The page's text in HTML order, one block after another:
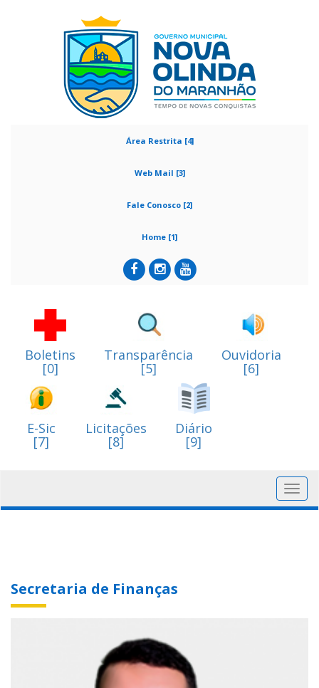
Área Restrita [4]
Web Mail [3]
Fale Conosco [2]
Home [1]
Boletins
[0]
Transparência
[5]
Ouvidoria
[6]
E-Sic
[7]
Licitações
[8]
Diário
[9]
Secretaria de Finanças